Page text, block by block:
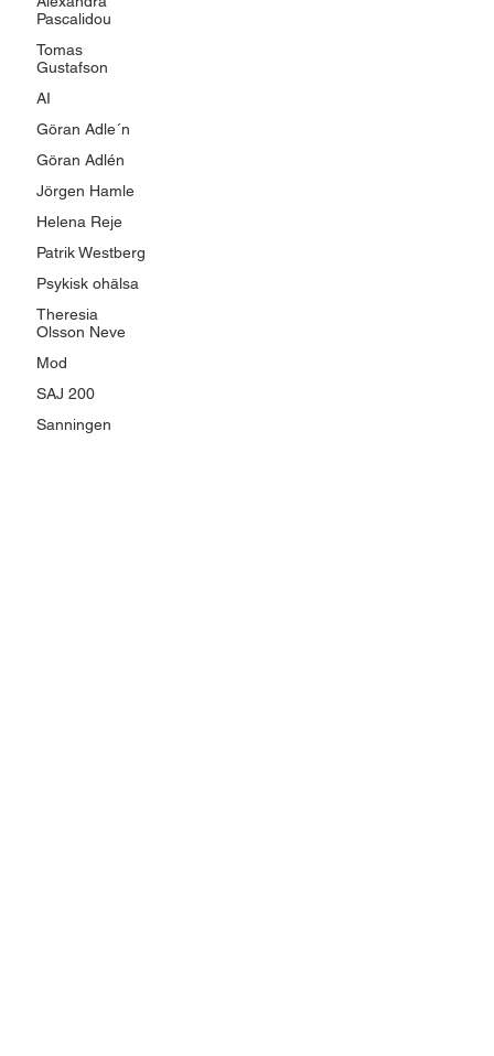
Pascalidou
Tomas
Gustafson
AI
Göran Adle´n
Göran Adlén
Jörgen Hamle
Helena Reje
Patrik Westberg
Psykisk ohälsa
Theresia
Olsson Neve
Mod
SAJ 200
Sanningen